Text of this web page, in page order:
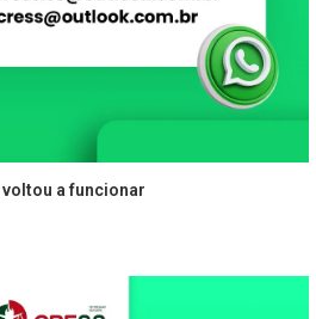
voltou a funcionar